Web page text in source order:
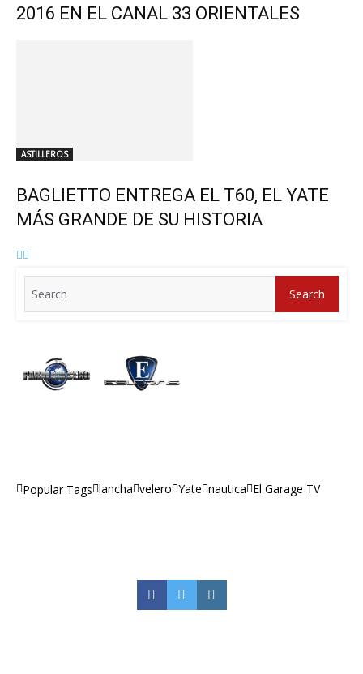
2016 EN EL CANAL 33 ORIENTALES
ASTILLEROS
BAGLIETTO ENTREGA EL T60, EL YATE
MÁS GRANDE DE SU HISTORIA
for:
Search
Popular Tags lancha velero Yate nautica El Garage TV
FacebookTwitterInstagram